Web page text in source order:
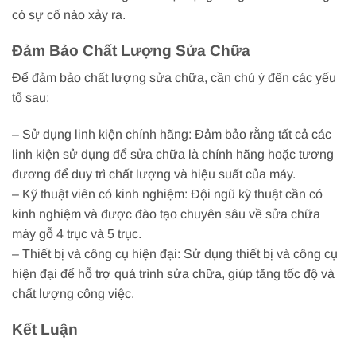
có sự cố nào xảy ra.
Đảm Bảo Chất Lượng Sửa Chữa
Để đảm bảo chất lượng sửa chữa, cần chú ý đến các yếu
tố sau:
– Sử dụng linh kiện chính hãng: Đảm bảo rằng tất cả các
linh kiện sử dụng để sửa chữa là chính hãng hoặc tương
đương để duy trì chất lượng và hiệu suất của máy.
– Kỹ thuật viên có kinh nghiệm: Đội ngũ kỹ thuật cần có
kinh nghiệm và được đào tạo chuyên sâu về sửa chữa
máy gỗ 4 trục và 5 trục.
– Thiết bị và công cụ hiện đại: Sử dụng thiết bị và công cụ
hiện đại để hỗ trợ quá trình sửa chữa, giúp tăng tốc độ và
chất lượng công việc.
Kết Luận